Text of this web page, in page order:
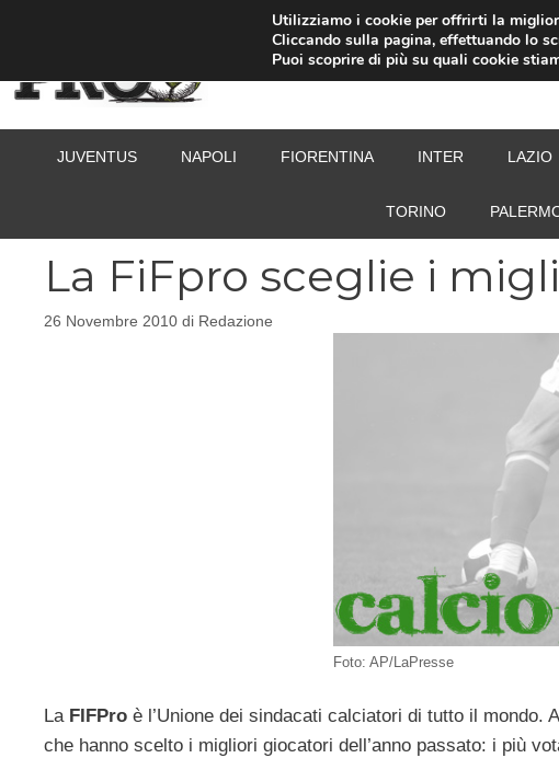
JUVENTUS NAPOLI FIORENTINA INTER LAZIO
TORINO
La FiFpro sceglie i
26 Novembre 2010 di Redazione
Foto: AP/LaPresse
La FIFPro è l’Unione dei sindacati calciatori di tutto il
che hanno scelto i migliori giocatori dell’anno passato: i più
Utilizziamo i cookie per offrirti la
Cliccando sulla pagina, effettuando lo
Puoi scoprire di più su quali cookie